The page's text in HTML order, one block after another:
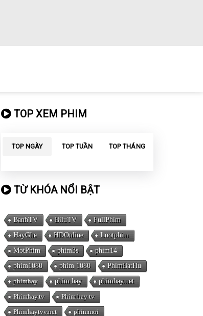
TOP XEM PHIM
TOP NGÀY TOP TUẦN TOP THÁNG
TỪ KHÓA NỔI BẬT
BanhTV BiluTV
FullPhim
HayGhe
HDOnline
Luotphim
MotPhim
phim3s
phim14
phim1080
phim 1080
PhimBatHu
phimhay
phim hay
phimhay.net
Phimhay.tv
Phim hay tv
Phimhaytvv.net
phimmoi